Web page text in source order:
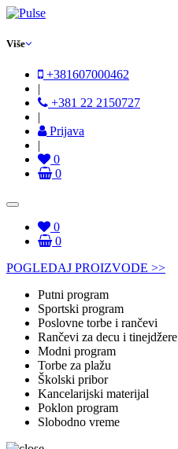
Više
+381607000462
|
+381 22 2150727
|
Prijava
|
0
0
0
0
POGLEDAJ PROIZVODE >>
Putni program
Sportski program
Poslovne torbe i rančevi
Rančevi za decu i tinejdžere
Modni program
Torbe za plažu
Školski pribor
Kancelarijski materijal
Poklon program
Slobodno vreme